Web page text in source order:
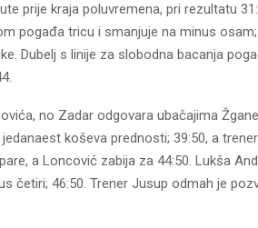
prije kraja poluvremena, pri rezultatu
pogađa tricu i smanjuje na minus
Dubelj s linije za slobodna bacanja
no Zadar odgovara ubačajima
koševa prednosti; 39:50, a
a Loncović zabija za 44:50. Lukša
četiri; 46:50. Trener Jusup odmah je